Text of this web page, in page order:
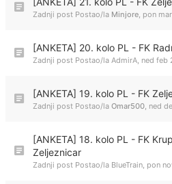
Zadnji post Postao/la Minjore, pon
[ANKETA] 20. kolo PL - FK
Zadnji post Postao/la AdmirA, ned feb
[ANKETA] 19. kolo PL - FK
Zadnji post Postao/la Omar500, ned
[ANKETA] 18. kolo PL - FK
Zeljeznicar
Zadnji post Postao/la BlueTrain, pon